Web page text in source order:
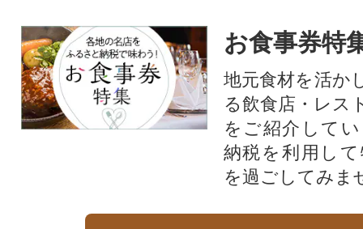
お食事券特
地元食材を活か
る飲食店・レス
をご紹介して
納税を利用し
を過ごしてみま